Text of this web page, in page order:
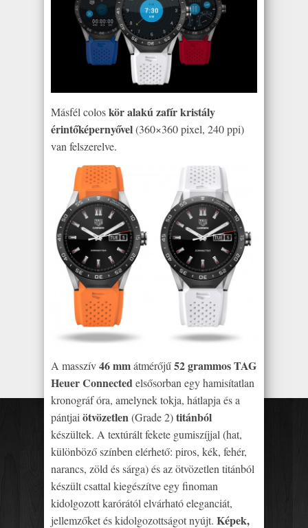
Másfél coloskör alakú zafír kristály
érintőképernyővel(360×360 pixel, 240 ppi)
van felszerelve.
A masszív46 mmátmérőjű52 grammosTAG
Heuer Connected elsősorban egy hamisítatlan
kronográf óra, amelynek tokja, hátlapja és a
pántjai ötvözetlen (Grade 2)titánból
készültek. A textúrált fekete gumiszíjjal (hat,
különböző színben elérhető: piros, kék, fehér,
narancs, zöld és sárga) és az ötvözetlen titánból
készült csattal kiegészítve egy finoman
kidolgozott karórától elvárható eleganciát,
jellemzőket és kidolgozottságot nyújt. Képek,